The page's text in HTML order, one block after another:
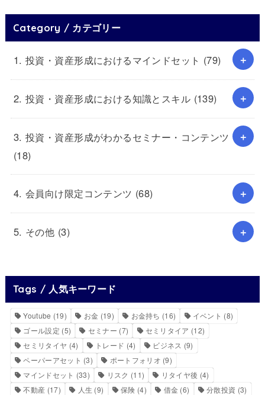
Category / カテゴリー
1. 投資・資産形成におけるマインドセット (79)
2. 投資・資産形成における知識とスキル (139)
3. 投資・資産形成がわかるセミナー・コンテンツ
(18)
4. 会員向け限定コンテンツ (68)
5. その他 (3)
Tags / 人気キーワード
Youtube (19) お金 (19) お金持ち (16) イベント (8)
ゴール設定 (5) セミナー (7) セミリタイア (12)
セミリタイヤ (4) トレード (4) ビジネス (9)
ペーパーアセット (3) ポートフォリオ (9)
マインドセット (33) リスク (11) リタイヤ後 (4)
不動産 (17) 人生 (9) 保険 (4) 借金 (6) 分散投資 (3)